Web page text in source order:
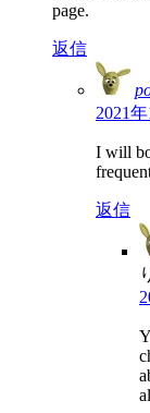
page.
返信
2021
I will
返信